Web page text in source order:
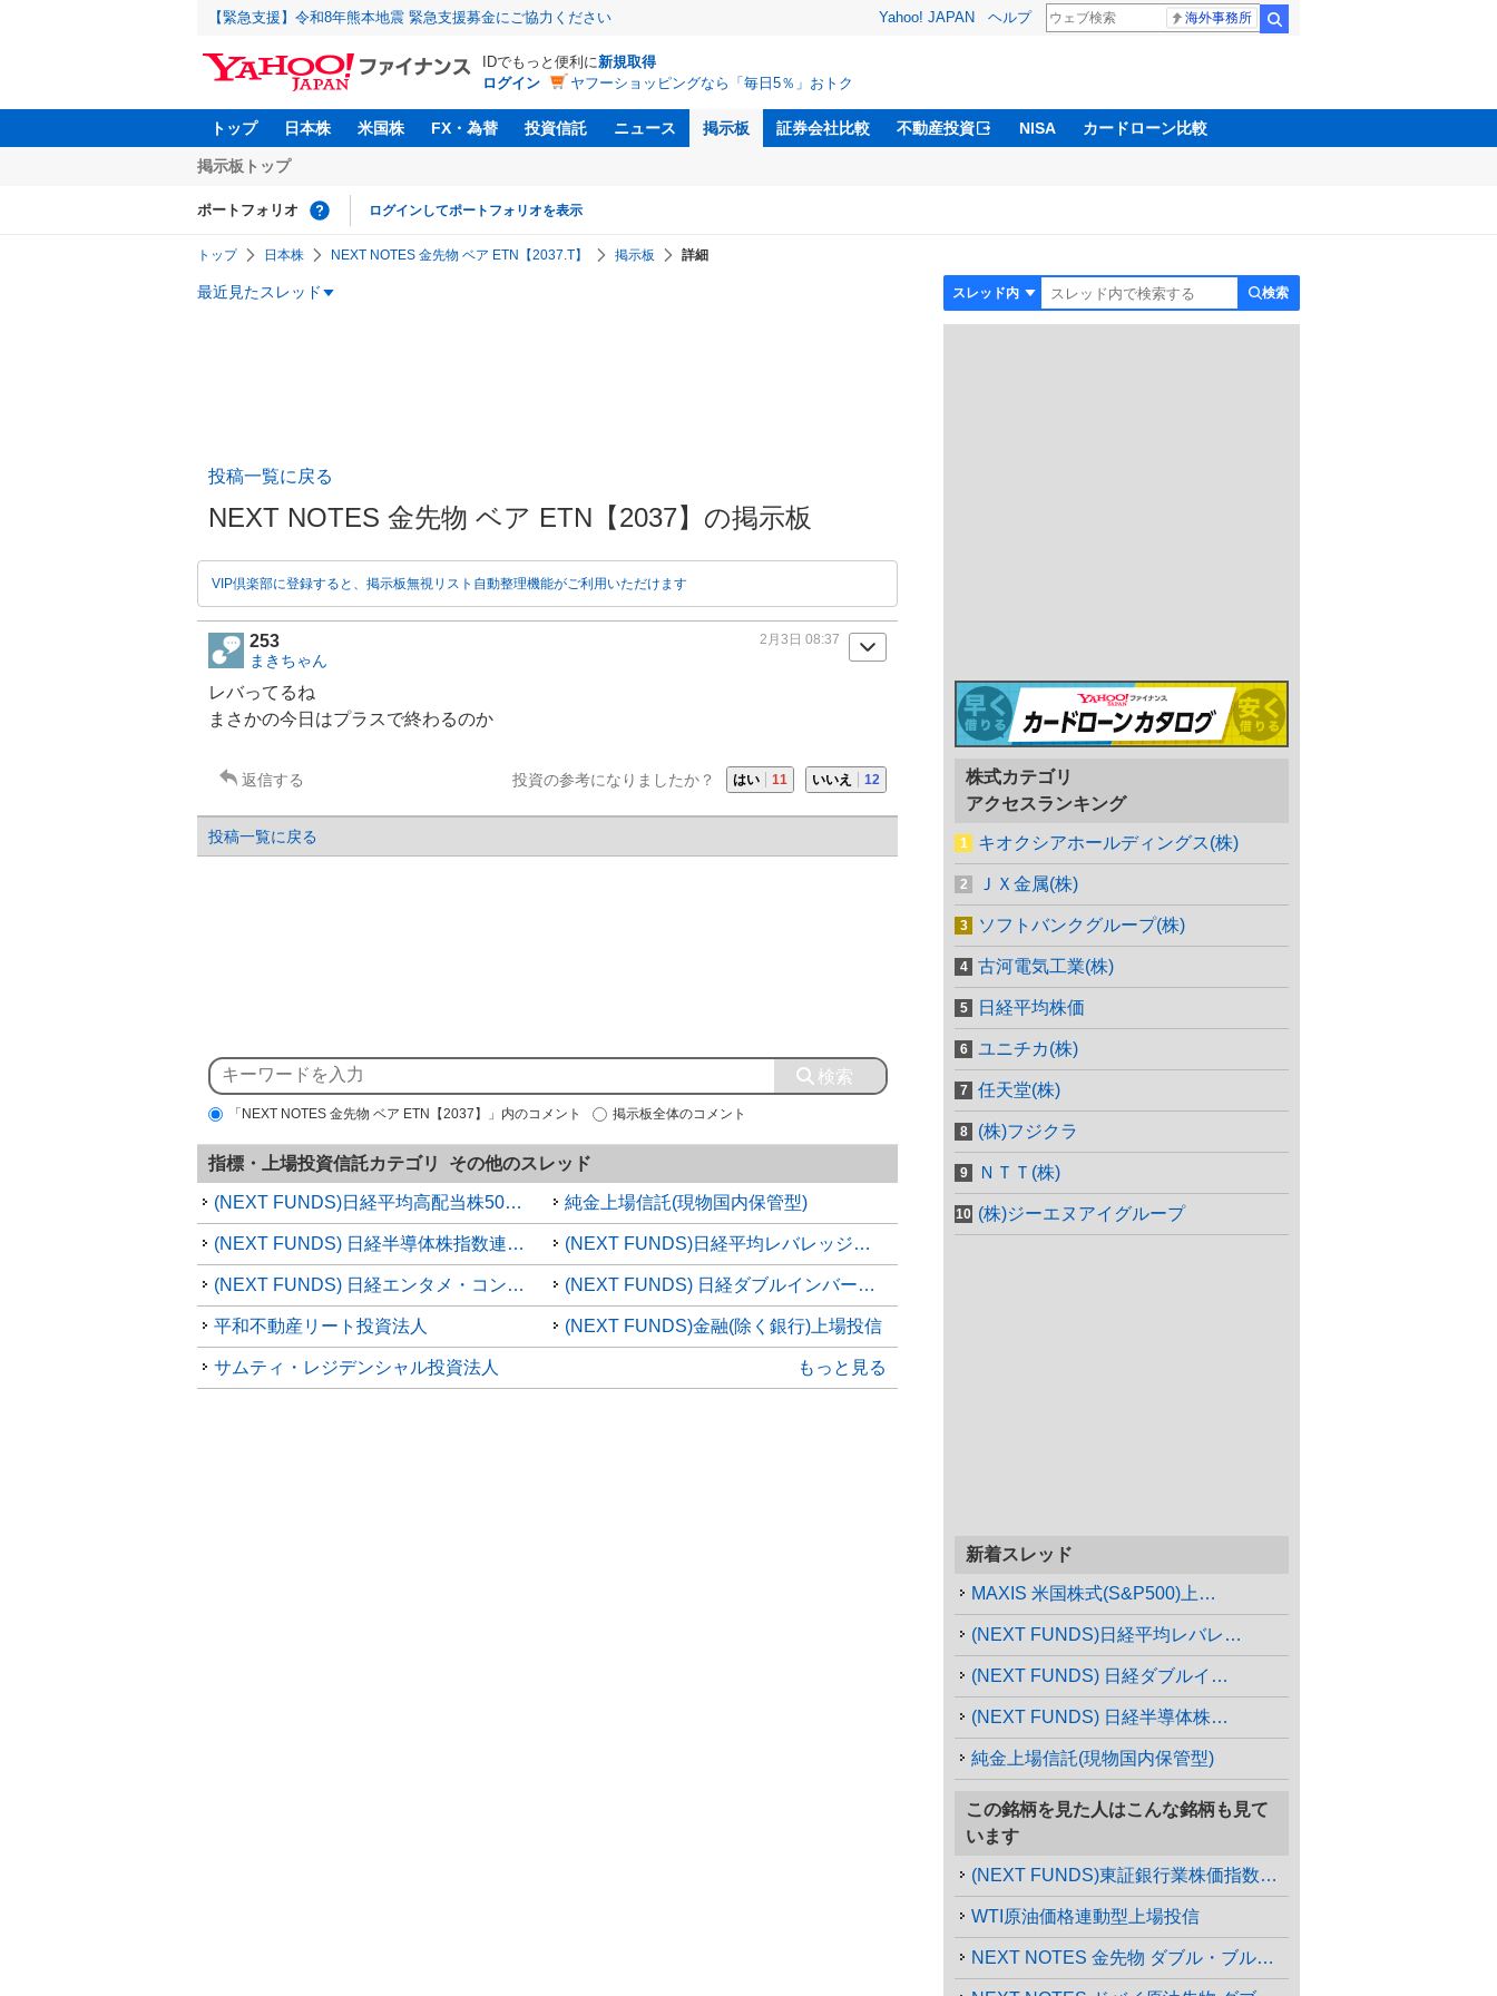
【緊急支援】令和8年熊本地震 緊急支援募金にご協力ください Yahoo! JAPAN ヘルプ 海外事務所
IDでもっと便利に新規取得
ログイン
ヤフーショッピングなら「毎日5％」おトク
トップ 日本株 米国株 FX・為替 投資信託 ニュース 掲示板 証券会社比較 不動産投資 NISA カードローン比較
掲示板トップ
ポートフォリオ ログインしてポートフォリオを表示
トップ 日本株 NEXT NOTES 金先物 ベア ETN【2037.T】 掲示板 詳細
最近見たスレッド 検索
投稿一覧に戻る
NEXT NOTES 金先物 ベア ETN【2037】の掲示板
VIP倶楽部に登録すると、掲示板無視リスト自動整理機能がご利用いただけます
253
まきちゃん
2月3日 08:37
レバってるね
まさかの今日はプラスで終わるのか
返信する 投資の参考になりましたか？ はい 11 いいえ 12
投稿一覧に戻る
「NEXT NOTES 金先物 ベア ETN【2037】」内のコメント 掲示板全体のコメント
指標・上場投資信託カテゴリ その他のスレッド
(NEXT FUNDS)日経平均高配当株50指数連動型ETF 純金上場信託(現物国内保管型)
(NEXT FUNDS) 日経半導体株指数連動型上場投信 (NEXT FUNDS)日経平均レバレッジ上場投信
(NEXT FUNDS) 日経エンタメ・コンテンツ株指数 (NEXT FUNDS) 日経ダブルインバース上場投信
平和不動産リート投資法人 (NEXT FUNDS)金融(除く銀行)上場投信
サムティ・レジデンシャル投資法人 もっと見る
株式カテゴリ
アクセスランキング
キオクシアホールディングス(株)
ＪＸ金属(株)
ソフトバンクグループ(株)
古河電気工業(株)
日経平均株価
ユニチカ(株)
任天堂(株)
(株)フジクラ
ＮＴＴ(株)
(株)ジーエヌアイグループ
新着スレッド
MAXIS 米国株式(S&P500)上…
(NEXT FUNDS)日経平均レバレ…
(NEXT FUNDS) 日経ダブルイ…
(NEXT FUNDS) 日経半導体株…
純金上場信託(現物国内保管型)
この銘柄を見た人はこんな銘柄も見て
います
(NEXT FUNDS)東証銀行業株価指数連動型上場投信
WTI原油価格連動型上場投信
NEXT NOTES 金先物 ダブル・ブル ETN